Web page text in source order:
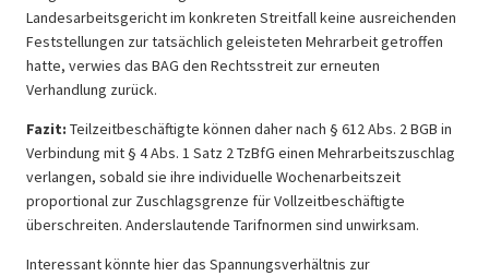
Landesarbeitsgericht im konkreten Streitfall keine ausreichenden
Feststellungen zur tatsächlich geleisteten Mehrarbeit getroffen
hatte, verwies das BAG den Rechtsstreit zur erneuten
Verhandlung zurück.
Fazit: Teilzeitbeschäftigte können daher nach § 612 Abs. 2 BGB in
Verbindung mit § 4 Abs. 1 Satz 2 TzBfG einen Mehrarbeitszuschlag
verlangen, sobald sie ihre individuelle Wochenarbeitszeit
proportional zur Zuschlagsgrenze für Vollzeitbeschäftigte
überschreiten. Anderslautende Tarifnormen sind unwirksam.
Interessant könnte hier das Spannungsverhältnis zur